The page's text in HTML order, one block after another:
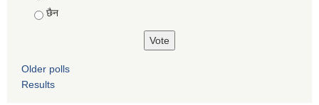
छैन
Older polls
Results